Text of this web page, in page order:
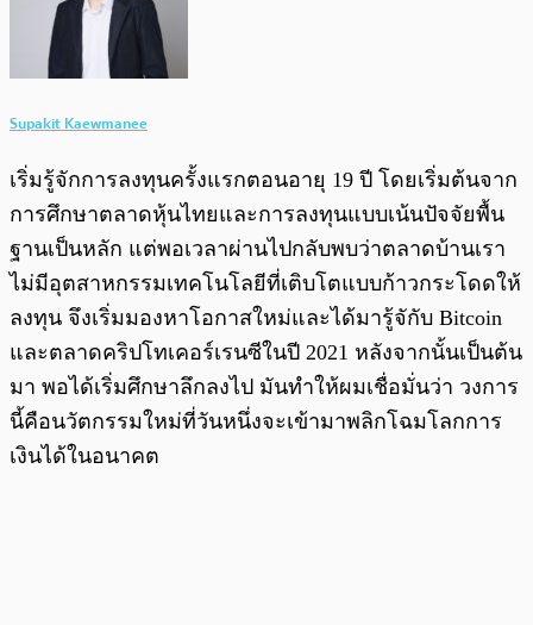
Supakit Kaewmanee
เริ่มรู้จักการลงทุนครั้งแรกตอนอายุ 19 ปี โดยเริ่มต้นจาก
การศึกษาตลาดหุ้นไทยและการลงทุนแบบเน้นปัจจัยพื้น
ฐานเป็นหลัก แต่พอเวลาผ่านไปกลับพบว่าตลาดบ้านเรา
ไม่มีอุตสาหกรรมเทคโนโลยีที่เติบโตแบบก้าวกระโดดให้
ลงทุน จึงเริ่มมองหาโอกาสใหม่และได้มารู้จักับ Bitcoin
และตลาดคริปโทเคอร์เรนซีในปี 2021 หลังจากนั้นเป็นต้น
มา พอได้เริ่มศึกษาลึกลงไป มันทำให้ผมเชื่อมั่นว่า วงการ
นี้คือนวัตกรรมใหม่ที่วันหนึ่งจะเข้ามาพลิกโฉมโลกการ
เงินได้ในอนาคต